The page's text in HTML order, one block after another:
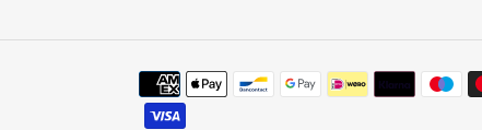
Métodos
de